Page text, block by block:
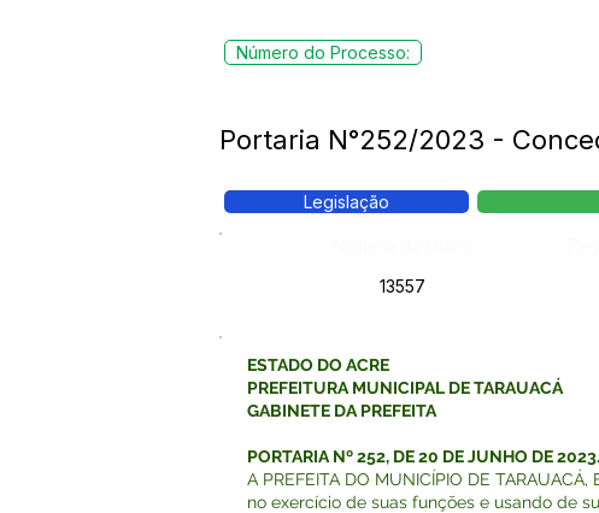
Número do Processo:
Portaria N°252/2023 -
Legislação
13557
ESTADO DO ACRE
PREFEITURA MUNICIPAL DE TARAUACÁ
GABINETE DA PREFEITA
PORTARIA Nº 252, DE 20 DE JUNHO DE 2023.
A PREFEITA DO MUNICÍPIO DE
no exercício de suas funções e usando de